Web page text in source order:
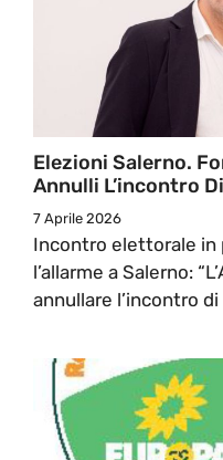
Elezioni Salerno.
Annulli L’incontro
7 Aprile 2026
Incontro elettorale in
l’allarme a Salerno:
annullare l’incontro